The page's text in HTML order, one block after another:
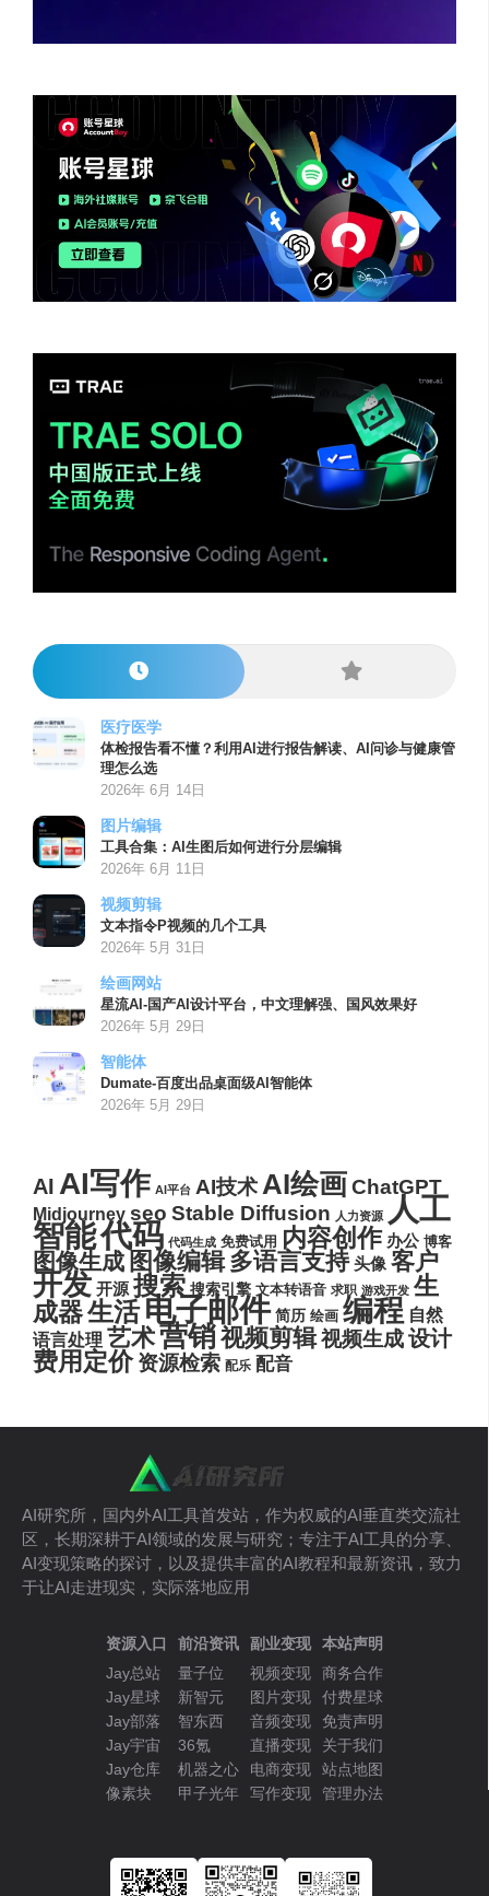
医疗医学
体检报告看不懂？利用AI进行报告解读、AI问诊与健康管
理怎么选
2026年 6月 14日
图片编辑
工具合集：AI生图后如何进行分层编辑
2026年 6月 11日
视频剪辑
文本指令P视频的几个工具
2026年 5月 31日
绘画网站
星流AI-国产AI设计平台，中文理解强、国风效果好
2026年 5月 29日
智能体
Dumate-百度出品桌面级AI智能体
2026年 5月 29日
AI AI写作 AI平台 AI技术AI绘画ChatGPT
Midjourney seo Stable Diffusion 人力资源 人工
智能代码 代码生成 免费试用 内容创作 办公 博客
图像生成 图像编辑 多语言支持 头像 客户
开发 开源 搜索 搜索引擎 文本转语音 求职 游戏开发 生
成器生活电子邮件 简历 绘画 编程 自然
语言处理 艺术营销视频剪辑视频生成设计
费用定价 资源检索 配乐 配音
AI研究所，国内外AI工具首发站，作为权威的AI垂直类交流社
区，长期深耕于AI领域的发展与研究；专注于AI工具的分享、
AI变现策略的探讨，以及提供丰富的AI教程和最新资讯，致力
于让AI走进现实，实际落地应用
资源入口
Jay总站
Jay星球
Jay部落
Jay宇宙
Jay仓库
像素块
前沿资讯
量子位
新智元
智东西
36氪
机器之心
甲子光年
副业变现
视频变现
图片变现
音频变现
直播变现
电商变现
写作变现
本站声明
商务合作
付费星球
免责声明
关于我们
站点地图
管理办法